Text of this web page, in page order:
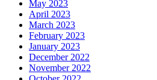
May 2023
April 2023
March 2023
February 2023
January 2023
December 2022
November 2022